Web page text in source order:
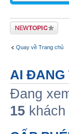
Tạo chủ đề mới
Quay về Trang chủ
AI ĐANG
Đang
15 khách